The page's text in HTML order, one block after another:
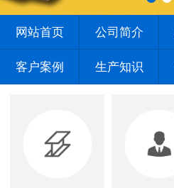
网站首页 公司简介
客户案例 生产知识